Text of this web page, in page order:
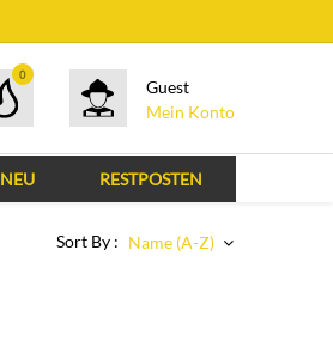
0
Guest
Mein Konto
NEU RESTPOSTEN
Sort By : Name (A-Z)